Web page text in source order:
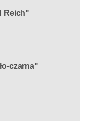
Reich"
czarna"